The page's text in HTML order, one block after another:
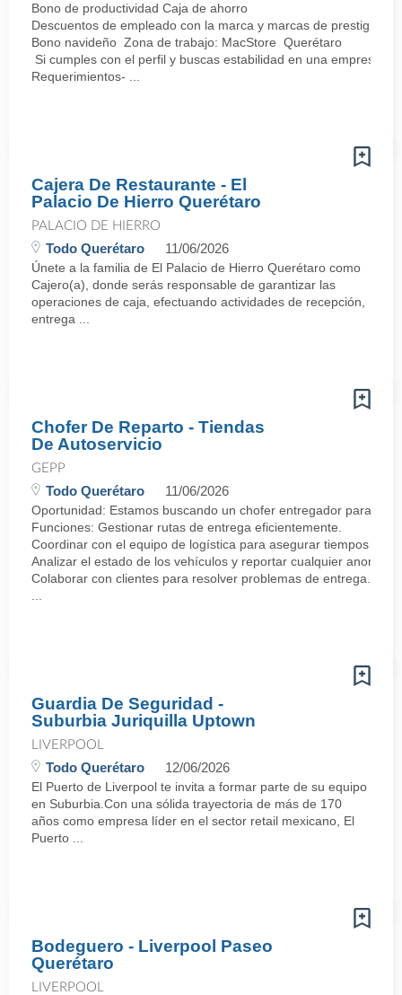
Bono de productividad Caja de ahorro
Descuentos de empleado con la marca y marcas de prestigio
Bono navideño Zona de trabajo: MacStore Querétaro
Si cumples con el perfil y buscas estabilidad en una empresa
Requerimientos- ...
Cajera De Restaurante - El
Palacio De Hierro Querétaro
PALACIO DE HIERRO
Todo Querétaro 11/06/2026
Únete a la familia de El Palacio de Hierro Querétaro como
Cajero(a), donde serás responsable de garantizar las
operaciones de caja, efectuando actividades de recepción,
entrega ...
Chofer De Reparto - Tiendas
De Autoservicio
GEPP
Todo Querétaro 11/06/2026
Oportunidad: Estamos buscando un chofer entregador para
Funciones: Gestionar rutas de entrega eficientemente.
Coordinar con el equipo de logística para asegurar tiempos de
Analizar el estado de los vehículos y reportar cualquier anomalía.
Colaborar con clientes para resolver problemas de entrega.·
Guardia De Seguridad -
Suburbia Juriquilla Uptown
LIVERPOOL
Todo Querétaro 12/06/2026
El Puerto de Liverpool te invita a formar parte de su equipo
en Suburbia.Con una sólida trayectoria de más de 170
años como empresa líder en el sector retail mexicano, El
Puerto ...
Bodeguero - Liverpool Paseo
Querétaro
LIVERPOOL